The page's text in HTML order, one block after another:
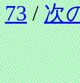
73/次